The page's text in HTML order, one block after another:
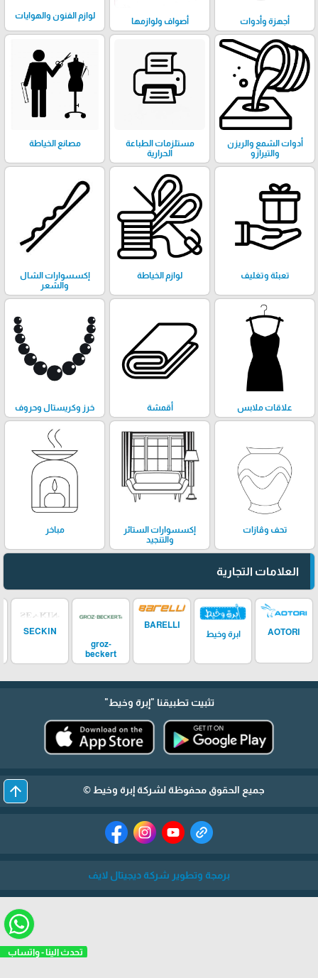
تحدث الينا - واتساب
أجهزة وأدوات أصواف ولوازمها
لوازم الفنون والهوايات
أدوات الشمع والريزن
والتيرازو
مستلزمات الطباعة
الحرارية
مصانع الخياطة
تعبئة وتغليف لوازم الخياطة
إكسسوارات الشال
والشعر
علاقات ملابس أقمشة خرز وكريستال وحروف
تحف وڤازات
إكسسوارات الستائر
والتنجيد
مباخر
العلامات التجارية
AOTORI ابرة وخيط
BARELLI
groz-
beckert
SECKIN
تثبيت تطبيقنا "إبرة وخيط"
جميع الحقوق محفوظة لشركة إبرة وخيط © arrow_upward
برمجة وتطوير شركة ديجيتال لايف